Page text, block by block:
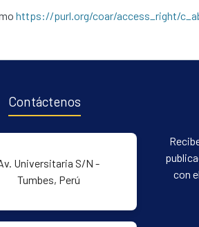
https://purl.org/coar/access_right/
Contáctenos
Universitaria S/N -
Tumbes, Perú
con